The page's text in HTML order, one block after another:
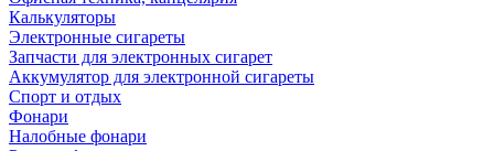
Калькуляторы
Электронные сигареты
Запчасти для электронных сигарет
Аккумулятор для электронной сигареты
Спорт и отдых
Фонари
Налобные фонари